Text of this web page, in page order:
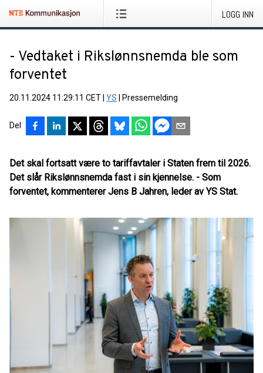
LOGG INN
- Vedtaket i Rikslønnsnemda ble som
forventet
20.11.2024 11:29:11 CET YS Pressemelding
Del
Det skal fortsatt være to tariffavtaler i Staten frem til 2026.
Det slår Rikslønnsnemda fast i sin kjennelse. - Som
forventet, kommenterer Jens B Jahren, leder av YS Stat.